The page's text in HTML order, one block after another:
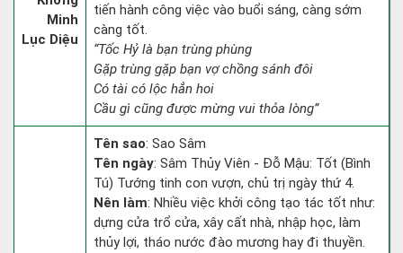
Minh
Lục Diệu
tiến hành công việc vào buổi sáng, càng sớm
càng tốt.
“Tốc Hỷ là bạn trùng phùng
Gặp trùng gặp bạn vợ chồng sánh đôi
Có tài có lộc hẳn hoi
Cầu gì cũng được mừng vui thỏa lòng”
Tên sao: Sao Sâm
Tên ngày: Sâm Thủy Viên - Đỗ Mậu: Tốt (Bình
Tú) Tướng tinh con vượn, chủ trị ngày thứ 4.
Nên làm: Nhiều việc khởi công tạo tác tốt như:
dựng cửa trổ cửa, xây cất nhà, nhập học, làm
thủy lợi, tháo nước đào mương hay đi thuyền.